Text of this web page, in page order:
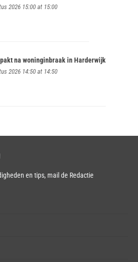
2026 15:00 at 15:00
na woninginbraak in Harderwijk
2026 14:50 at 14:50
en tips, mail de Redactie